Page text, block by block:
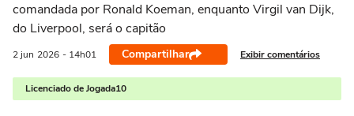
comandada por Ronald Koeman, enquanto Virgil van Dijk,
do Liverpool, será o capitão
2 jun 2026 - 14h01 Compartilhar Exibir comentários
Licenciado de Jogada10